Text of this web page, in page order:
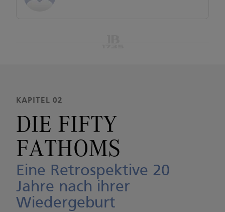
KAPITEL 02
DIE FIFTY
FATHOMS
Eine Retrospektive 20
Jahre nach ihrer
Wiedergeburt